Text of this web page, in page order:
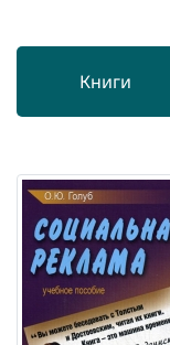
Книги